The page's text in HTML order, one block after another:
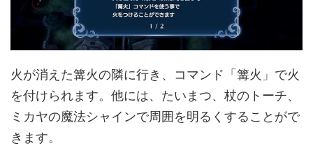
火が消えた篝火の隣に行き、コマンド「篝火」で火
を付けられます。他には、たいまつ、杖のトーチ、
ミカヤの魔法シャインで周囲を明るくすることがで
きます。